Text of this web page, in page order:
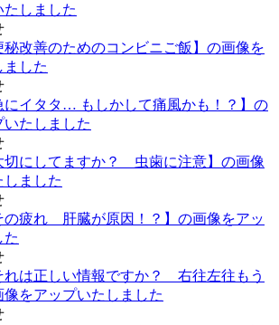
しました
秘改善のためのコンビニご飯】の画像を
ました
にイタタ… もしかして痛風かも！？】の
たしました
切にしてますか？ 虫歯に注意】の画像
しました
の疲れ 肝臓が原因！？】の画像をアッ
た
れは正しい情報ですか？ 右往左往もう
像をアップいたしました